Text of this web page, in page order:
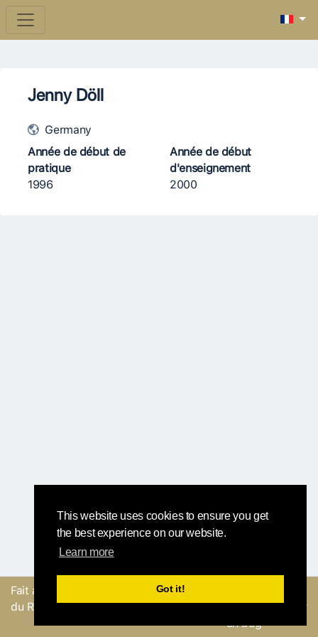
This website uses cookies to ensure you get
the best experience on our website.
Learn more
Got it!
Jenny Döll
Germany
Année de début de
pratique
1996
Année de début
d'enseignement
2000
Fait avec
du Round Robin
commentaire ou Signaler
un bug